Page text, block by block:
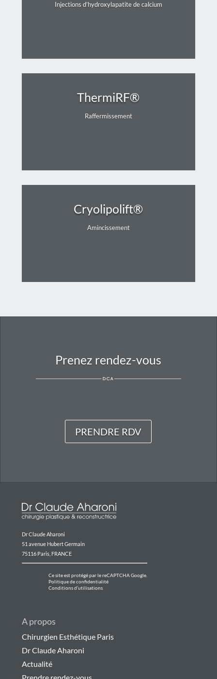
Injections d’hydroxylapatite de calcium
ThermiRF®
Raffermissement
Cryolipolift®
Amincissement
Prenez rendez-vous
PRENDRE RDV
Dr Claude Aharoni
51 avenue Hubert Germain
75116 Paris, FRANCE
Ce site est protégé par le reCAPTCHA Google.
Politique de confidentialité
Conditions d’utilisations
A propos
Chirurgien Esthétique Paris
Dr Claude Aharoni
Actualité